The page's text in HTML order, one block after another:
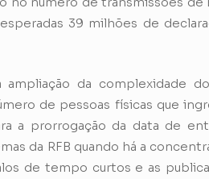
39 milhões de
ampliação da complexidade
de pessoas físicas que
a prorrogação da data de
da RFB quando há a
de tempo curtos e as